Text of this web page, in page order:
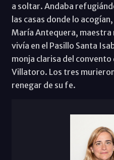
a soltar. Andaba
las casas donde lo
María Antequera, maestra
vivía en el Pasillo Santa
monja clarisa del
Villatoro. Los tres
renegar de su fe.